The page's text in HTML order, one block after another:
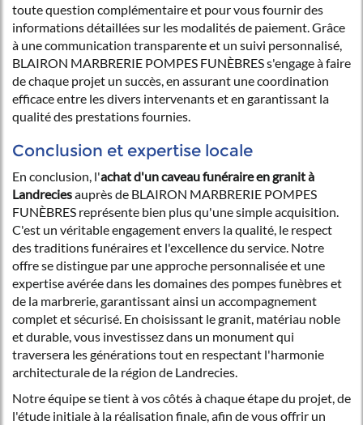
toute question complémentaire et pour vous fournir des
informations détaillées sur les modalités de paiement. Grâce
à une communication transparente et un suivi personnalisé,
BLAIRON MARBRERIE POMPES FUNÈBRES s'engage à faire
de chaque projet un succès, en assurant une coordination
efficace entre les divers intervenants et en garantissant la
qualité des prestations fournies.
Conclusion et expertise locale
En conclusion, l'achat d'un caveau funéraire en granit à
Landreciesauprès de BLAIRON MARBRERIE POMPES
FUNÈBRES représente bien plus qu'une simple acquisition.
C'est un véritable engagement envers la qualité, le respect
des traditions funéraires et l'excellence du service. Notre
offre se distingue par une approche personnalisée et une
expertise avérée dans les domaines des pompes funèbres et
de la marbrerie, garantissant ainsi un accompagnement
complet et sécurisé. En choisissant le granit, matériau noble
et durable, vous investissez dans un monument qui
traversera les générations tout en respectant l'harmonie
architecturale de la région de Landrecies.
Notre équipe se tient à vos côtés à chaque étape du projet, de
l'étude initiale à la réalisation finale, afin de vous offrir un